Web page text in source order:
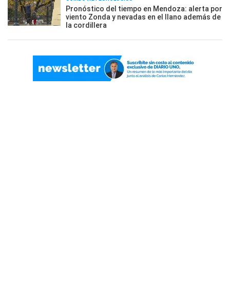
Pronóstico del tiempo en Mendoza: alerta por
viento Zonda y nevadas en el llano además de
la cordillera